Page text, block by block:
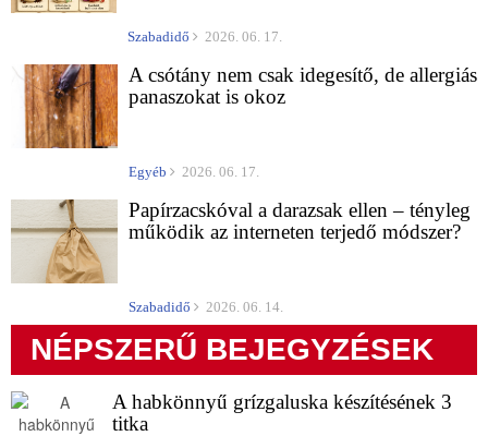
Szabadidő 2026. 06. 17.
A csótány nem csak idegesítő, de allergiás
panaszokat is okoz
Egyéb 2026. 06. 17.
Papírzacskóval a darazsak ellen – tényleg
működik az interneten terjedő módszer?
Szabadidő 2026. 06. 14.
NÉPSZERŰ BEJEGYZÉSEK
A habkönnyű grízgaluska készítésének 3
titka